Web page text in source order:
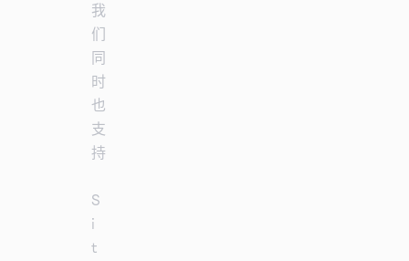
我
们
同
时
也
支
持
S
i
t